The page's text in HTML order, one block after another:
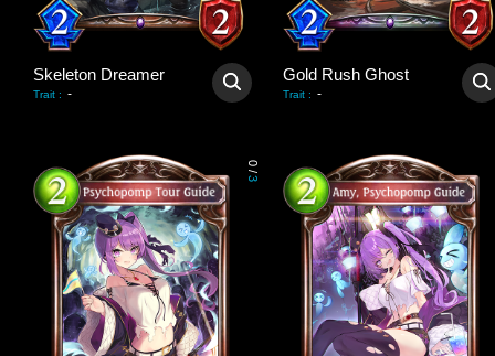
Skeleton Dreamer
Trait : -
Gold Rush Ghost
Trait : -
0
/
3